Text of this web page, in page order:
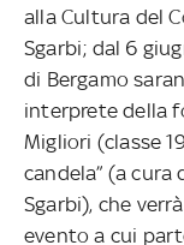
alla Cultura del
Sgarbi; dal 6
di Bergamo
interprete della
Migliori (classe
candela” (a
Sgarbi), che
evento a cui